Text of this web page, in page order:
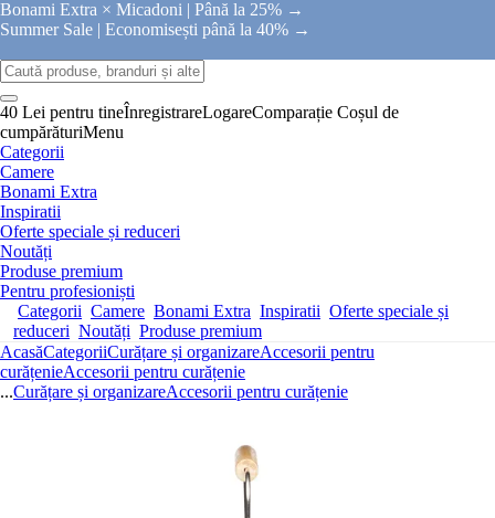
Bonami Extra × Micadoni | Până la 25% →
Summer Sale | Economisești până la 40% →
40 Lei pentru tineÎnregistrareLogareComparație Coșul de
cumpărăturiMenu
Categorii
Camere
Bonami Extra
Inspiratii
Oferte speciale și reduceri
Noutăți
Produse premium
Pentru profesioniști
Categorii Camere Bonami Extra Inspiratii Oferte speciale și
reduceri Noutăți Produse premium
AcasăCategoriiCurățare și organizareAccesorii pentru
curățenieAccesorii pentru curățenie
...Curățare și organizareAccesorii pentru curățenie